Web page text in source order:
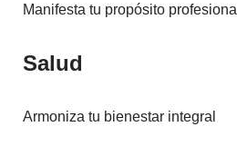
Manifesta tu propósito profesional
Salud
Armoniza tu bienestar integral